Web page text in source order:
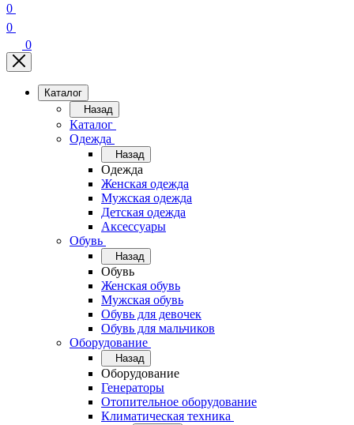
0
0
0
Каталог
Назад
Каталог
Одежда
Назад
Одежда
Женская одежда
Мужская одежда
Детская одежда
Аксессуары
Обувь
Назад
Обувь
Женская обувь
Мужская обувь
Обувь для девочек
Обувь для мальчиков
Оборудование
Назад
Оборудование
Генераторы
Отопительное оборудование
Климатическая техника